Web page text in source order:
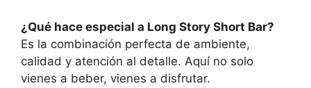
¿Qué hace especial a Long Story Short Bar?
Es la combinación perfecta de ambiente,
calidad y atención al detalle. Aquí no solo
vienes a beber, vienes a disfrutar.